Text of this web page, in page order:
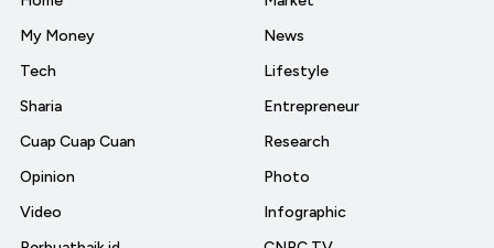
My Money
Tech
Sharia
Cuap Cuap Cuan
Opinion
Video
News
Lifestyle
Entrepreneur
Research
Photo
Infographic